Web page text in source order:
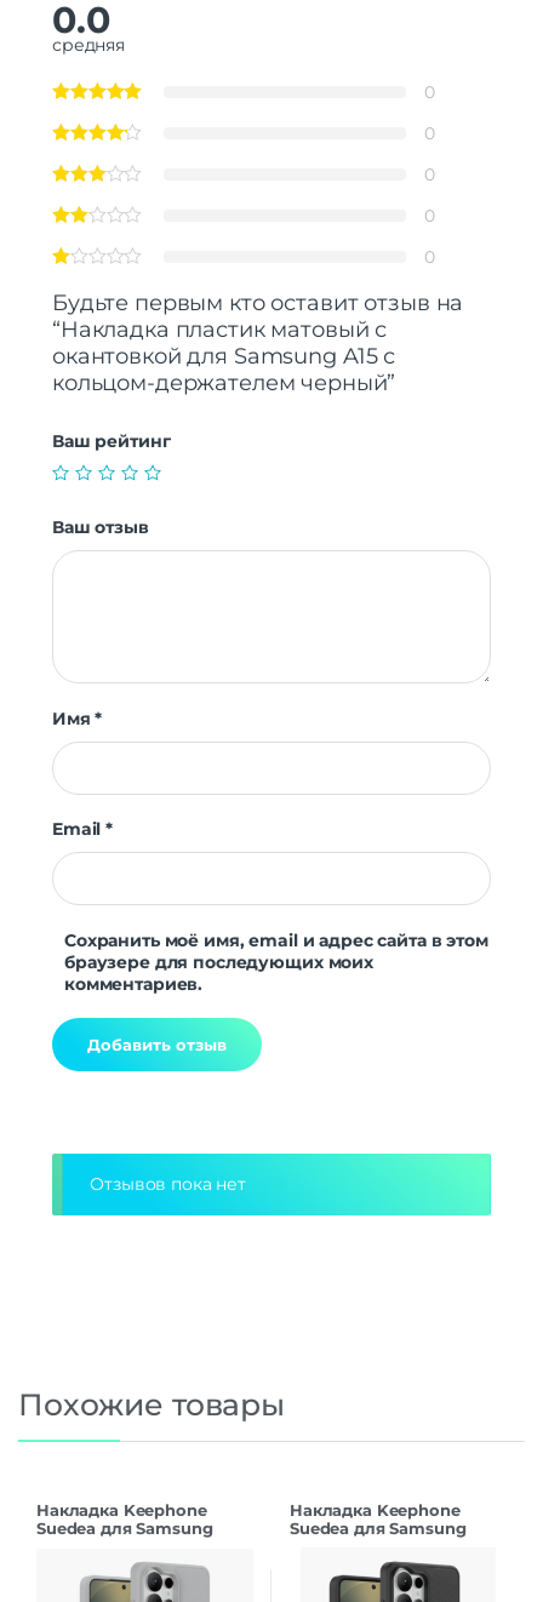
0.0
средняя
0
0
0
0
0
Будьте первым кто оставит отзыв на
“Накладка пластик матовый с
окантовкой для Samsung A15 с
кольцом-держателем черный”
Ваш рейтинг
Ваш отзыв
Имя*
Email*
Сохранить моё имя, email и адрес сайта в этом
браузере для последующих моих
комментариев.
Отзывов пока нет
Похожие товары
Накладка Keephone
Suedea для Samsung
Накладка Keephone
Suedea для Samsung